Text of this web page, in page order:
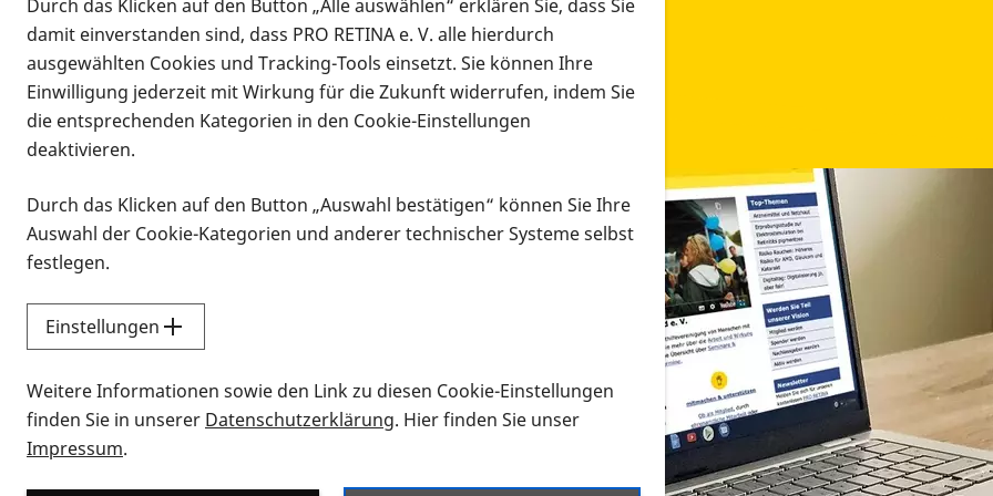
Infomaterial
Infomaterial
Vorlesen
Alle Infomaterialien in verschiedenen Formaten an
Sie möchten wissen, wie Sie nach Infonmaterial suchen und dieses bestellen bzw. herunterladen
Durch das Klicken auf den Button „Alle auswählen“ erklären Sie, dass Sie
damit einverstanden sind, dass PRO RETINA e. V. alle hierdurch
ausgewählten Cookies und Tracking-Tools einsetzt. Sie können Ihre
Einwilligung jederzeit mit Wirkung für die Zukunft widerrufen, indem Sie
die entsprechenden Kategorien in den Cookie-Einstellungen
deaktivieren.
Durch das Klicken auf den Button „Auswahl bestätigen“ können Sie Ihre
Auswahl der Cookie-Kategorien und anderer technischer Systeme selbst
festlegen.
Einstellungen
Weitere Informationen sowie den Link zu diesen Cookie-Einstellungen
finden Sie in unserer Datenschutzerklärung. Hier finden Sie unser
Impressum.